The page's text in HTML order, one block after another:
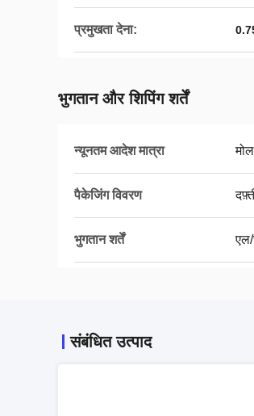
प्रमुखता देना:
भुगतान और शिपिंग शर्तें
न्यूनतम आदेश मात्रा
पैकेजिंग विवरण
भुगतान शर्तें एल/
संबंधित उत्पाद